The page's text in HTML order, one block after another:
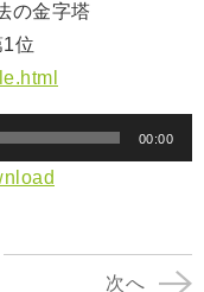
の金字塔
位
00:00
次へ